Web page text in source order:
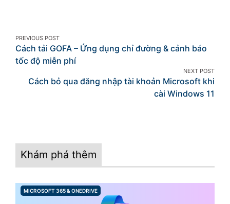
Post
navigation
PREVIOUS POST
Cách tải GOFA – Ứng dụng chỉ đường & cảnh báo
tốc độ miễn phí
NEXT POST
Cách bỏ qua đăng nhập tài khoản Microsoft khi
cài Windows 11
Khám phá thêm
CATEGORIES
MICROSOFT 365 & ONEDRIVE